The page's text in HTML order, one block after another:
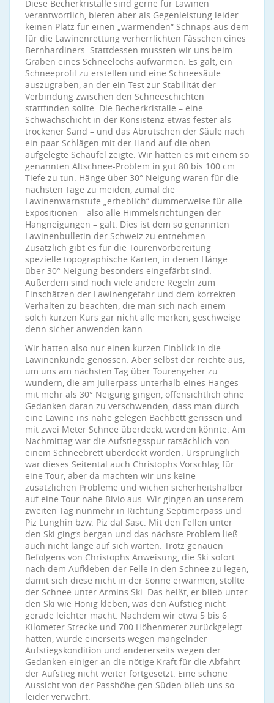
Diese Becherkristalle sind gerne für Lawinen
verantwortlich, bieten aber als Gegenleistung leider
keinen Platz für einen „wärmenden“ Schnaps aus dem
für die Lawinenrettung verherrlichten Fässchen eines
Bernhardiners. Stattdessen mussten wir uns beim
Graben eines Schneelochs aufwärmen. Es galt, ein
Schneeprofil zu erstellen und eine Schneesäule
auszugraben, an der ein Test zur Stabilität der
Verbindung zwischen den Schneeschichten
stattfinden sollte. Die Becherkristalle – eine
Schwachschicht in der Konsistenz etwas fester als
trockener Sand – und das Abrutschen der Säule nach
ein paar Schlägen mit der Hand auf die oben
aufgelegte Schaufel zeigte: Wir hatten es mit einem so
genannten Altschnee-Problem in gut 80 bis 100 cm
Tiefe zu tun. Hänge über 30° Neigung waren für die
nächsten Tage zu meiden, zumal die
Lawinenwarnstufe „erheblich“ dummerweise für alle
Expositionen – also alle Himmelsrichtungen der
Hangneigungen – galt. Dies ist dem so genannten
Lawinenbulletin der Schweiz zu entnehmen.
Zusätzlich gibt es für die Tourenvorbereitung
spezielle topographische Karten, in denen Hänge
über 30° Neigung besonders eingefärbt sind.
Außerdem sind noch viele andere Regeln zum
Einschätzen der Lawinengefahr und dem korrekten
Verhalten zu beachten, die man sich nach einem
solch kurzen Kurs gar nicht alle merken, geschweige
denn sicher anwenden kann.
Wir hatten also nur einen kurzen Einblick in die
Lawinenkunde genossen. Aber selbst der reichte aus,
um uns am nächsten Tag über Tourengeher zu
wundern, die am Julierpass unterhalb eines Hanges
mit mehr als 30° Neigung gingen, offensichtlich ohne
Gedanken daran zu verschwenden, dass man durch
eine Lawine ins nahe gelegen Bachbett gerissen und
mit zwei Meter Schnee überdeckt werden könnte. Am
Nachmittag war die Aufstiegsspur tatsächlich von
einem Schneebrett überdeckt worden. Ursprünglich
war dieses Seitental auch Christophs Vorschlag für
eine Tour, aber da machten wir uns keine
zusätzlichen Probleme und wichen sicherheitshalber
auf eine Tour nahe Bivio aus. Wir gingen an unserem
zweiten Tag nunmehr in Richtung Septimerpass und
Piz Lunghin bzw. Piz dal Sasc. Mit den Fellen unter
den Ski ging‘s bergan und das nächste Problem ließ
auch nicht lange auf sich warten: Trotz genauen
Befolgens von Christophs Anweisung, die Ski sofort
nach dem Aufkleben der Felle in den Schnee zu legen,
damit sich diese nicht in der Sonne erwärmen, stollte
der Schnee unter Armins Ski. Das heißt, er blieb unter
den Ski wie Honig kleben, was den Aufstieg nicht
gerade leichter macht. Nachdem wir etwa 5 bis 6
Kilometer Strecke und 700 Höhenmeter zurückgelegt
hatten, wurde einerseits wegen mangelnder
Aufstiegskondition und andererseits wegen der
Gedanken einiger an die nötige Kraft für die Abfahrt
der Aufstieg nicht weiter fortgesetzt. Eine schöne
Aussicht von der Passhöhe gen Süden blieb uns so
leider verwehrt.